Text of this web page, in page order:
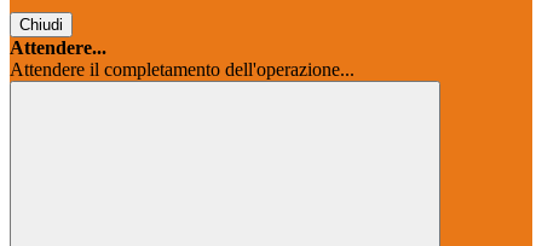
Chiudi
Attendere...
Attendere il completamento dell'operazione...